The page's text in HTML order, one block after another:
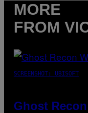
MORE
FROM
SCREENSHOT: UBISOFT
Ghost